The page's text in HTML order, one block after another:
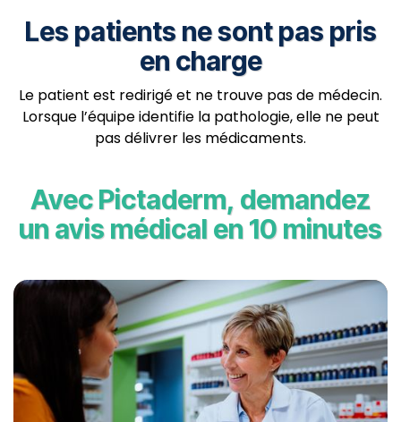
Les patients ne sont pas pris
en charge
Le patient est redirigé et ne trouve pas de médecin.
Lorsque l’équipe identifie la pathologie, elle ne peut
pas délivrer les médicaments.
Avec Pictaderm, demandez
un avis médical en 10 minutes